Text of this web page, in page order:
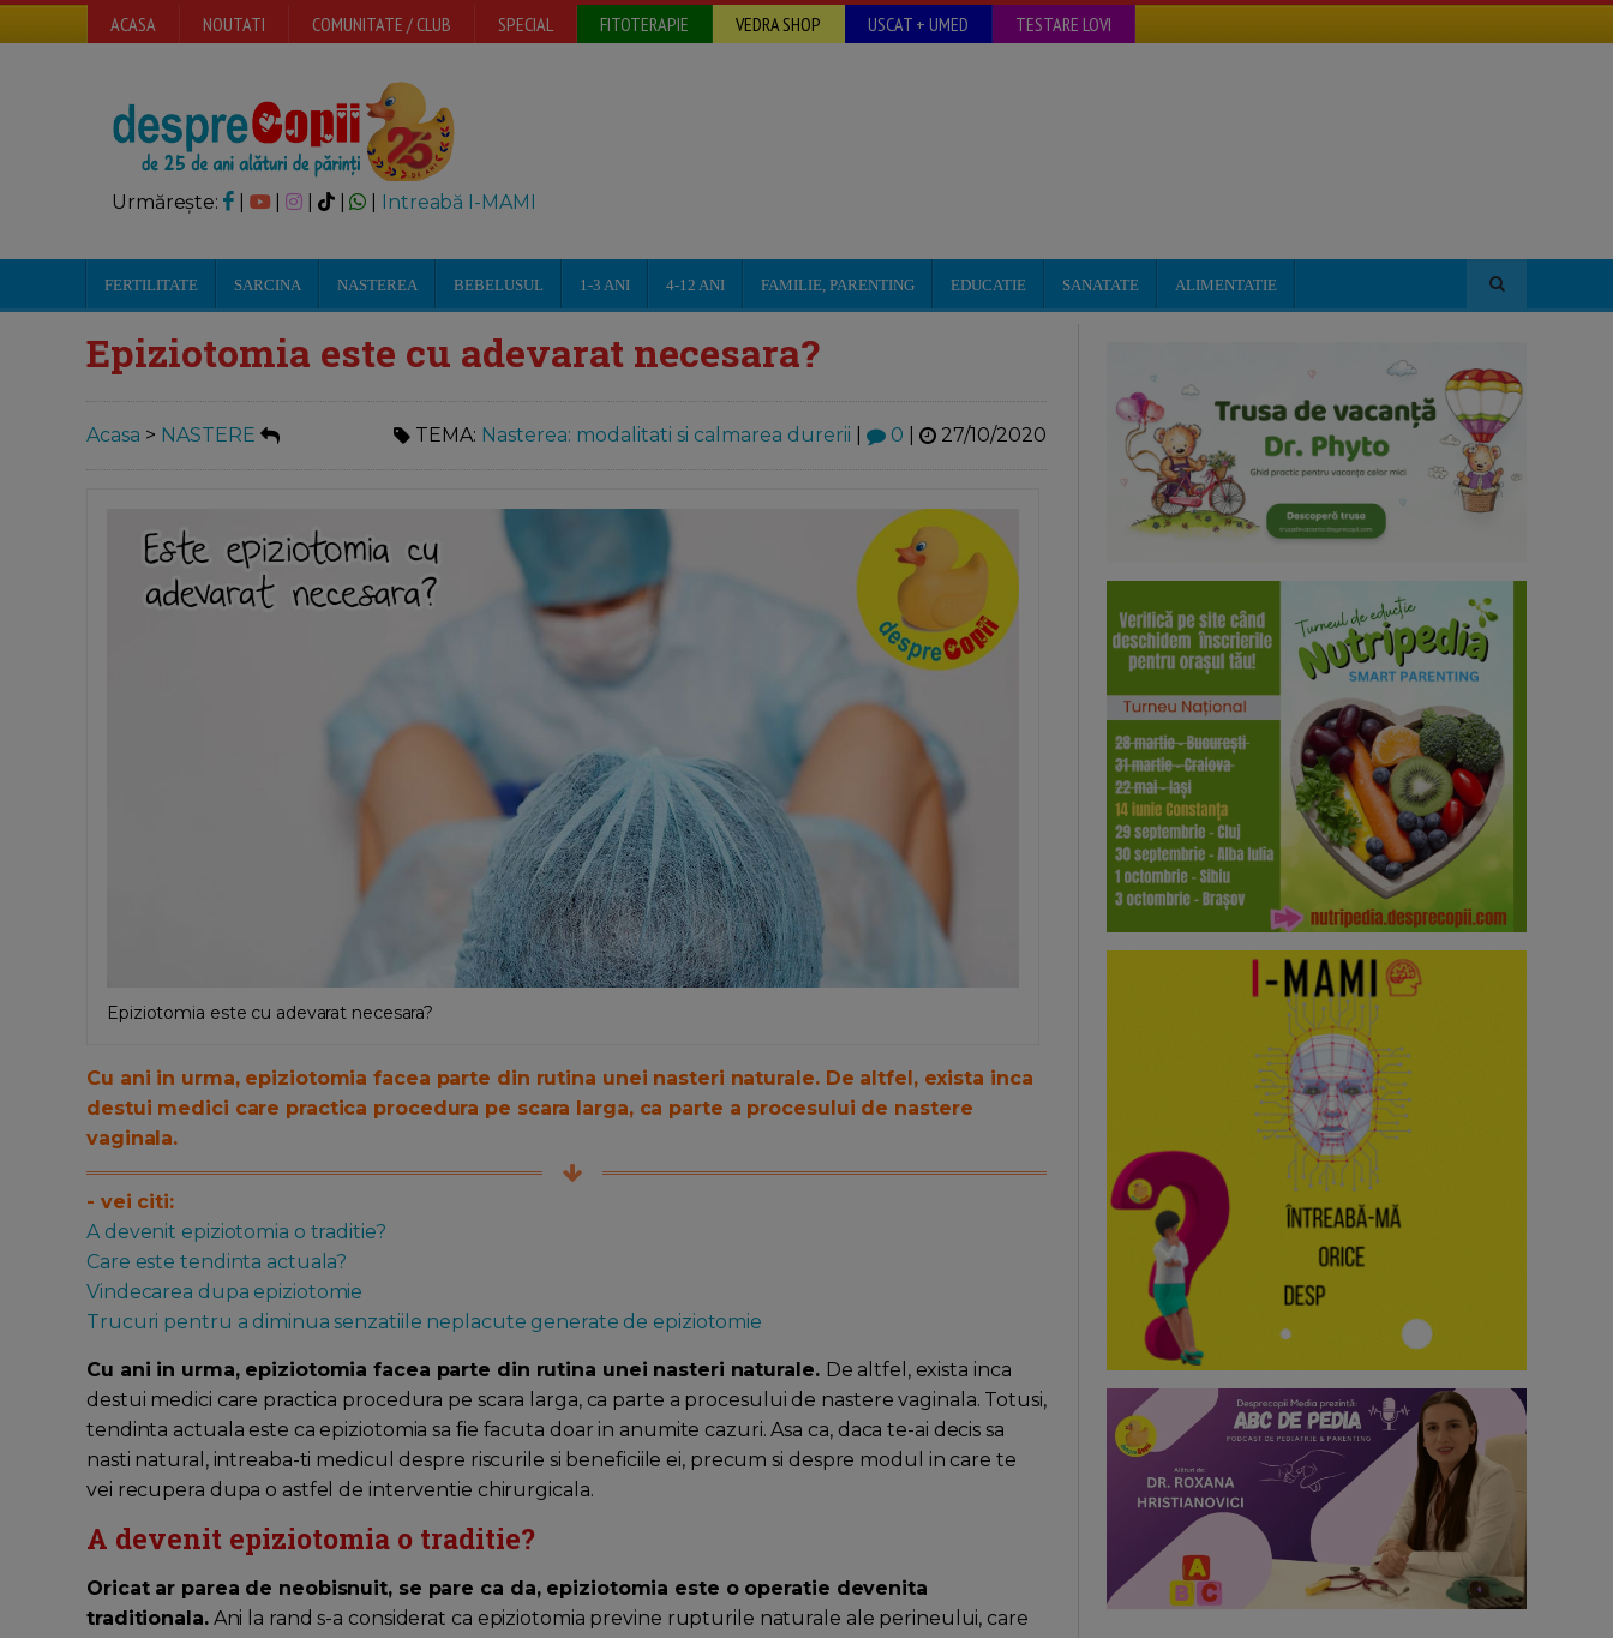
ACASA NOUTATI COMUNITATE / CLUB SPECIAL FITOTERAPIE VEDRA SHOP USCAT + UMED TESTARE LOVI
Urmărește: | | Intreabă I-MAMI
FERTILITATE SARCINA NASTEREA BEBELUSUL 1-3 ANI 4-12 ANI FAMILIE, PARENTING EDUCATIE SANATATE ALIMENTATIE
Epiziotomia este cu adevarat necesara?
Acasa > NASTERE TEMA: Nasterea: modalitati si calmarea durerii 0 27/10/2020
Epiziotomia este cu adevarat necesara?
Cu ani in urma, epiziotomia facea parte din rutina unei nasteri naturale. De altfel, exista inca
destui medici care practica procedura pe scara larga, ca parte a procesului de nastere
vaginala.
- vei citi:
A devenit epiziotomia o traditie?
Care este tendinta actuala?
Vindecarea dupa epiziotomie
Trucuri pentru a diminua senzatiile neplacute generate de epiziotomie
Cu ani in urma, epiziotomia facea parte din rutina unei nasteri naturale. De altfel, exista inca
destui medici care practica procedura pe scara larga, ca parte a procesului de nastere vaginala. Totusi,
tendinta actuala este ca epiziotomia sa fie facuta doar in anumite cazuri. Asa ca, daca te-ai decis sa
nasti natural, intreaba-ti medicul despre riscurile si beneficiile ei, precum si despre modul in care te
vei recupera dupa o astfel de interventie chirurgicala.
A devenit epiziotomia o traditie?
Oricat ar parea de neobisnuit, se pare ca da, epiziotomia este o operatie devenita
traditionala.Ani la rand s-a considerat ca epiziotomia previne rupturile naturale ale perineului, care